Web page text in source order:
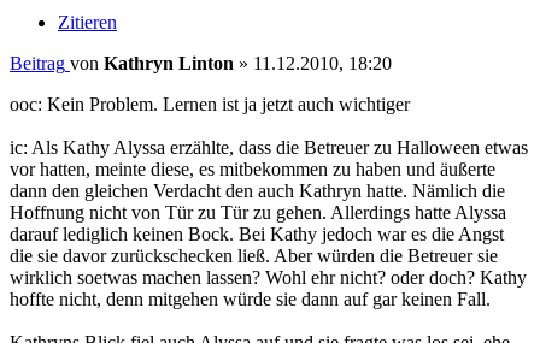
Zitieren
Beitrag von Kathryn Linton » 11.12.2010, 18:20
ooc: Kein Problem. Lernen ist ja jetzt auch wichtiger
ic: Als Kathy Alyssa erzählte, dass die Betreuer zu Halloween etwas
vor hatten, meinte diese, es mitbekommen zu haben und äußerte
dann den gleichen Verdacht den auch Kathryn hatte. Nämlich die
Hoffnung nicht von Tür zu Tür zu gehen. Allerdings hatte Alyssa
darauf lediglich keinen Bock. Bei Kathy jedoch war es die Angst
die sie davor zurückschecken ließ. Aber würden die Betreuer sie
wirklich soetwas machen lassen? Wohl ehr nicht? oder doch? Kathy
hoffte nicht, denn mitgehen würde sie dann auf gar keinen Fall.